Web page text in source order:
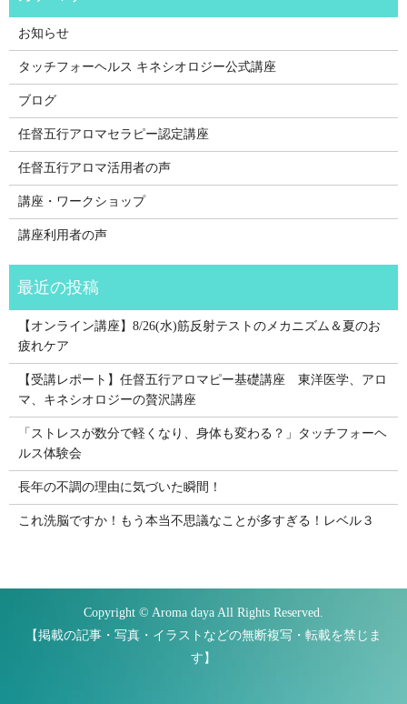
お知らせ
タッチフォーヘルス キネシオロジー公式講座
ブログ
任督五行アロマセラピー認定講座
任督五行アロマ活用者の声
講座・ワークショップ
講座利用者の声
【オンライン講座】8/26(水)筋反射テストのメカニズム＆夏のお
疲れケア
【受講レポート】任督五行アロマピー基礎講座 東洋医学、アロ
マ、キネシオロジーの贅沢講座
「ストレスが数分で軽くなり、身体も変わる？」タッチフォーヘ
ルス体験会
長年の不調の理由に気づいた瞬間！
これ洗脳ですか！もう本当不思議なことが多すぎる！レベル３
Copyright © Aroma daya All Rights Reserved.
【掲載の記事・写真・イラストなどの無断複写・転載を禁じま
す】